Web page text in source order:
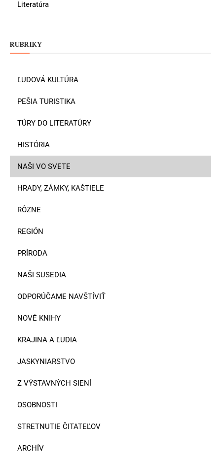
Literatúra
RUBRIKY
ĽUDOVÁ KULTÚRA
PEŠIA TURISTIKA
TÚRY DO LITERATÚRY
HISTÓRIA
NAŠI VO SVETE
HRADY, ZÁMKY, KAŠTIELE
RÔZNE
REGIÓN
PRÍRODA
NAŠI SUSEDIA
ODPORÚČAME NAVŠTÍVIŤ
NOVÉ KNIHY
KRAJINA A ĽUDIA
JASKYNIARSTVO
Z VÝSTAVNÝCH SIENÍ
OSOBNOSTI
STRETNUTIE ČITATEĽOV
ARCHÍV